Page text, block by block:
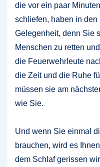
die vor ein paar
schliefen, haben in
Gelegenheit, denn Sie
Menschen zu retten
die Feuerwehrleute
die Zeit und die Ruhe
müssen sie am
wie Sie.
Und wenn Sie einmal
brauchen, wird es
dem Schlaf gerissen